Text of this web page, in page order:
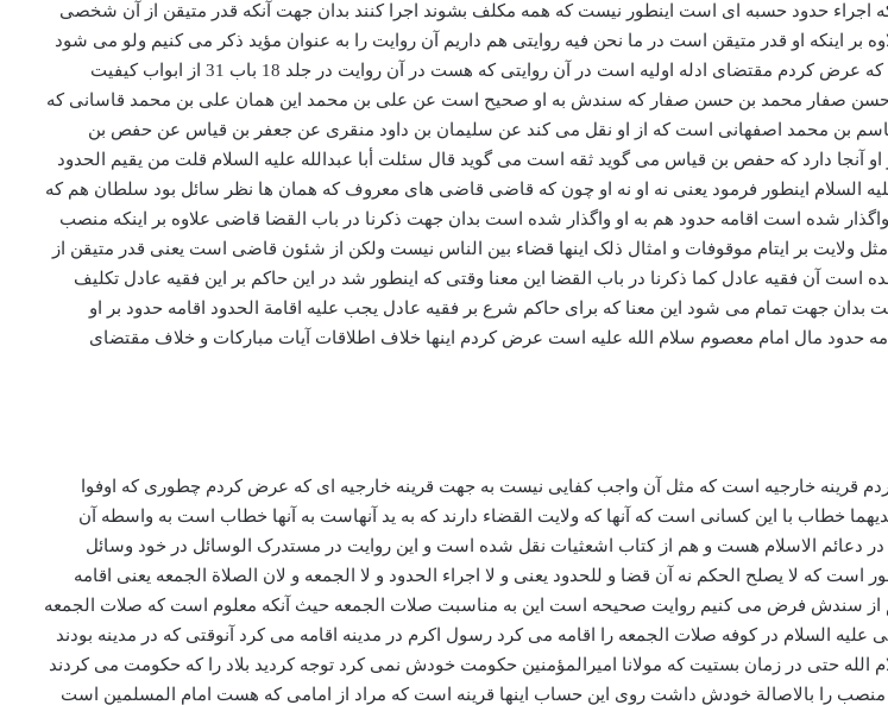
اجراء حدود حسبه ای است اینطور نیست که همه مکلف بشوند اجرا کنند بدان جهت آنکه قدر متیقن از آن شخصی
اینکه او قدر متیقن است در ما نحن فیه روایتی هم داریم آن روایت را به عنوان مؤید ذکر می کنیم ولو می شود
به او هم استدلال کرد ولکن ما غرضمان این است که احتیاج به روایت ندارد حکم علی النحوی که عرض کردم مقتضای ادله اولیه است در آن روایتی که هست در آن روایت در جلد 18 باب 31 از ابواب کیفیت
باسناده عن محمد بن حسن صفار محمد بن حسن صفار که سندش به او صحیح است عن علی بن محمد این همان علی بن محمد قاسانی که
بن محمد اصفهانی است که از او نقل می کند عن سلیمان بن داود منقری عن جعفر بن قیاس عن حفص بن
دارد که حفص بن قیاس می گوید ثقه است می گوید قال سئلت أبا عبدالله علیه السلام قلت من یقیم الحدود
السلام اینطور فرمود یعنی نه او نه او چون که قاضی قاضی های معروف که همان ها نظر سائل بود سلطان هم که
شده است اقامه حدود هم به او واگذار شده است بدان جهت ذکرنا در باب القضا قاضی علاوه بر اینکه منصب
ولایت بر ایتام موقوفات و امثال ذلک اینها قضاء بین الناس نیست ولکن از شئون قاضی است یعنی قدر متیقن از
فقیه عادل کما ذکرنا در باب القضا این معنا وقتی که اینطور شد در این حاکم بر این فقیه عادل تکلیف
جهت تمام می شود این معنا که برای حاکم شرع بر فقیه عادل یجب علیه اقامة الحدود اقامه حدود بر او
حدود مال امام معصوم سلام الله علیه است عرض کردم اینها خلاف اطلاقات آیات مبارکات و خلاف مقتضای
خارجیه است که مثل آن واجب کفایی نیست به جهت قرینه خارجیه ای که عرض کردم چطوری که اوفوا
خطاب با این کسانی است که آنها که ولایت القضاء دارند که به ید آنهاست به آنها خطاب است به واسطه آن
در دعائم الاسلام هست و هم از کتاب اشعثیات نقل شده است و این روایت در مستدرک الوسائل در خود وسائل
که لا یصلح الحکم نه آن قضا و للحدود یعنی و لا اجراء الحدود و لا الجمعه و لان الصلاة الجمعه یعنی اقامه
از سندش فرض می کنیم روایت صحیحه است این به مناسبت صلات الجمعه حیث آنکه معلوم است که صلات الجمعه
السلام در کوفه صلات الجمعه را اقامه می کرد رسول اکرم در مدینه اقامه می کرد آنوقتی که در مدینه بودند
حتی در زمان بستیت که مولانا امیرالمؤمنین حکومت خودش نمی کرد توجه کردید بلاد را که حکومت می کردند
را بالاصالة خودش داشت روی این حساب اینها قرینه است که مراد از امامی که هست امام المسلمین است